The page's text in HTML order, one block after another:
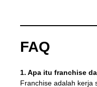
FAQ
1. Apa itu franchise
Franchise adalah kerja